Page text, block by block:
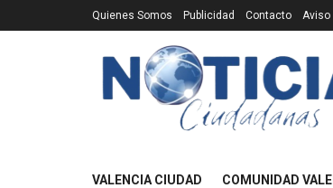
Quienes Somos Publicidad Contacto Aviso
VALENCIA CIUDAD COMUNIDAD